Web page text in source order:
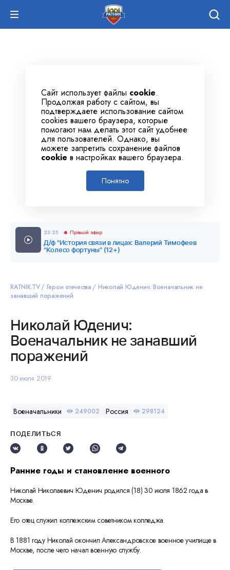
Сайт использует файлы cookie.
Продолжая работу с сайтом, вы
подтверждаете использование сайтом
cookies вашего браузера, которые
помогают нам делать этот сайт удобнее
для пользователей. Однако, вы
можете запретить сохранение файлов
cookie в настройках вашего браузера.
Понятно
23:25 Прямой эфир
Д/ф "История связи в лицах: Валерий Тимофеев
"Колесо фортуны" (12+)
RATNIK.TV Герои отечества
Николай Юденич: Военачальник не
занавший поражений
Николай Юденич:
Военачальник не занавший
поражений
30 июля 2019
Военачальники 249002 Россия 298124
ПОДЕЛИТЬСЯ
Ранние годы и становление военного
Николай Николаевич Юденич родился (18) 30 июля 1862 года в
Москве.
Его отец служил коллежским советником колледжа.
В 1881 году Николай окончил Александровское военное училище в
Москве, после чего начал военную службу.